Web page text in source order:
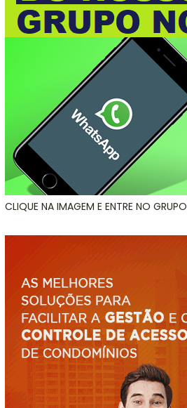
CLIQUE NA IMAGEM E ENTRE NO GRUPO